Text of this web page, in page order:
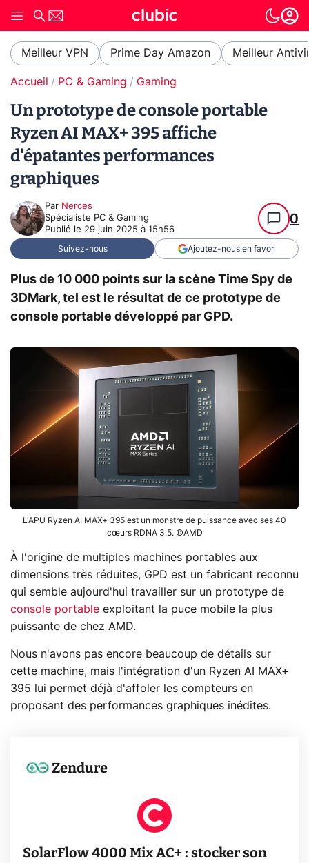
Meilleur VPN Prime Day Amazon Meilleur
Accueil PC & Gaming Gaming
Un prototype de console portable
Ryzen AI MAX+ 395 affiche
d'épatantes performances
graphiques
Par Nerces
Spécialiste PC & Gaming
Publié le 29 juin 2025 à 15h56
0
Suivez-nous Ajoutez-nous en favori
Plus de 10 000 points sur la scène Time Spy de
3DMark, tel est le résultat de ce prototype de
console portable développé par GPD.
L'APU Ryzen AI MAX+ 395 est un monstre de puissance avec ses 40
cœurs RDNA 3.5. ©AMD
À l'origine de multiples machines portables aux
dimensions très réduites, GPD est un fabricant reconnu
qui semble aujourd'hui travailler sur un prototype de
console portable exploitant la puce mobile la plus
puissante de chez AMD.
Nous n'avons pas encore beaucoup de détails sur
cette machine, mais l'intégration d'un Ryzen AI MAX+
395 lui permet déjà d'affoler les compteurs en
proposant des performances graphiques inédites.
Zendure
SolarFlow 4000 Mix AC+ : stocker son